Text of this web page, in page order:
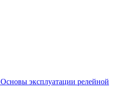
Основы эксплуатации релейной